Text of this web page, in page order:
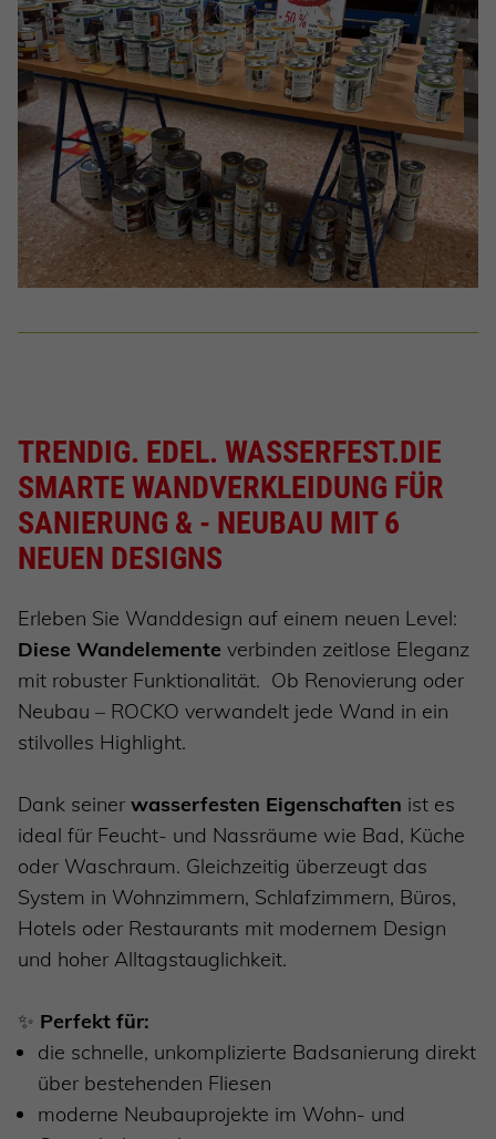
TRENDIG. EDEL. WASSERFEST.DIE
SMARTE WANDVERKLEIDUNG FÜR
SANIERUNG & - NEUBAU MIT 6
NEUEN DESIGNS
Erleben Sie Wanddesign auf einem neuen Level:
Diese Wandelemente verbinden zeitlose Eleganz
mit robuster Funktionalität. Ob Renovierung oder
Neubau – ROCKO verwandelt jede Wand in ein
stilvolles Highlight.
Dank seiner wasserfesten Eigenschaften ist es
ideal für Feucht- und Nassräume wie Bad, Küche
oder Waschraum. Gleichzeitig überzeugt das
System in Wohnzimmern, Schlafzimmern, Büros,
Hotels oder Restaurants mit modernem Design
und hoher Alltagstauglichkeit.
✨ Perfekt für:
die schnelle, unkomplizierte Badsanierung direkt
über bestehenden Fliesen
moderne Neubauprojekte im Wohn- und